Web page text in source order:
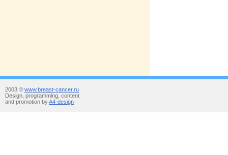
2003 © www.breast-cancer.ru
Design, programming, content
and promotion byA4-design